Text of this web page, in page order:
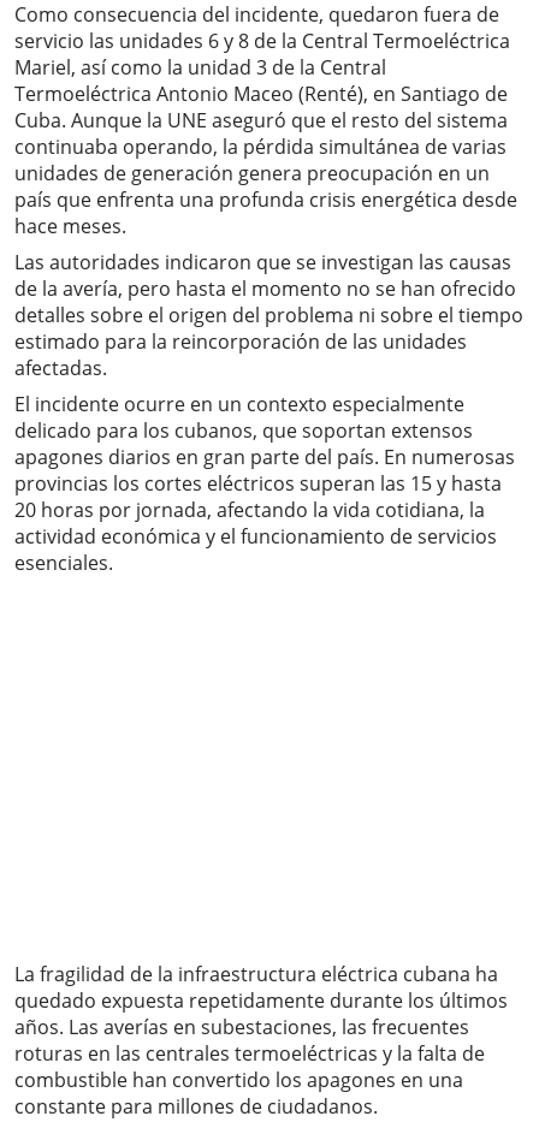
Como consecuencia del incidente, quedaron fuera de
servicio las unidades 6 y 8 de la Central Termoeléctrica
Mariel, así como la unidad 3 de la Central
Termoeléctrica Antonio Maceo (Renté), en Santiago de
Cuba. Aunque la UNE aseguró que el resto del sistema
continuaba operando, la pérdida simultánea de varias
unidades de generación genera preocupación en un
país que enfrenta una profunda crisis energética desde
hace meses.
Las autoridades indicaron que se investigan las causas
de la avería, pero hasta el momento no se han ofrecido
detalles sobre el origen del problema ni sobre el tiempo
estimado para la reincorporación de las unidades
afectadas.
El incidente ocurre en un contexto especialmente
delicado para los cubanos, que soportan extensos
apagones diarios en gran parte del país. En numerosas
provincias los cortes eléctricos superan las 15 y hasta
20 horas por jornada, afectando la vida cotidiana, la
actividad económica y el funcionamiento de servicios
esenciales.
La fragilidad de la infraestructura eléctrica cubana ha
quedado expuesta repetidamente durante los últimos
años. Las averías en subestaciones, las frecuentes
roturas en las centrales termoeléctricas y la falta de
combustible han convertido los apagones en una
constante para millones de ciudadanos.